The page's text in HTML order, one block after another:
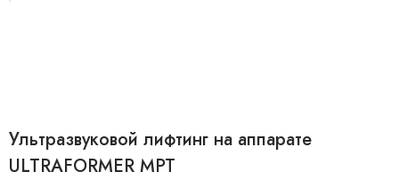
Ультразвуковой лифтинг на аппарате
ULTRAFORMER MPT